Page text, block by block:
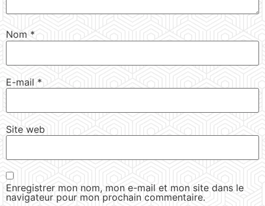
Nom *
E-mail*
Site web
Enregistrer mon nom, mon e-mail et mon site dans le
navigateur pour mon prochain commentaire.